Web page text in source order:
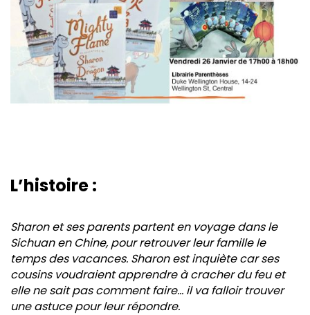
L’histoire :
Sharon et ses parents partent en voyage dans le
Sichuan en Chine, pour retrouver leur famille le
temps des vacances. Sharon est inquiète car ses
cousins voudraient apprendre à cracher du feu et
elle ne sait pas comment faire… il va falloir trouver
une astuce pour leur répondre.